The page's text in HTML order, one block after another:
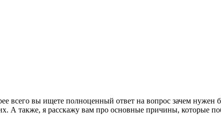
всего вы ищете полноценный ответ на вопрос зачем
А также, я расскажу вам про основные причины, которые